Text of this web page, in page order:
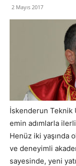
2 Mayıs 2017
İskenderun Teknik
emin adımlarla
Henüz iki yaşında
ve deneyimli
sayesinde, yeni